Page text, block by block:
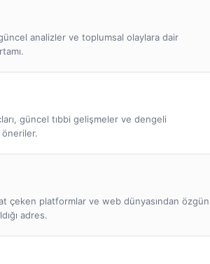
analizler ve toplumsal olaylara dair
güncel tıbbi gelişmeler ve dengeli
çeken platformlar ve web dünyasından özgün
adres.